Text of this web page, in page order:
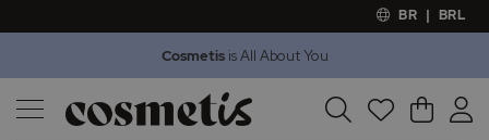
BR | BRL
Cosmetisis All About You
Procura O Meu
Outlet